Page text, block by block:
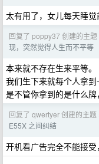
太有用了，女儿每天睡
回复了 poppy37 创建的主题
现，突然觉得人生而不平等
本来就不存在生来平等。
我们生下来就每个人拿
是不管你拿到的是什么牌
回复了 qwertyer 创建的主题
E55X 之间纠结
开机看广告完全不能接